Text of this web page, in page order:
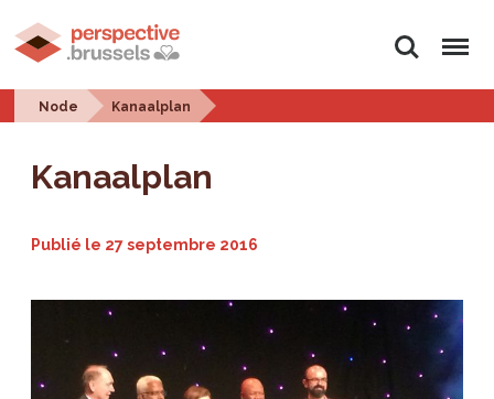
Rechercher
Menu
Node Kanaalplan
Kanaalplan
Publié le 27 septembre 2016